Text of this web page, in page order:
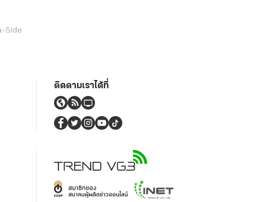
Side
ติดตามเราได้ที่